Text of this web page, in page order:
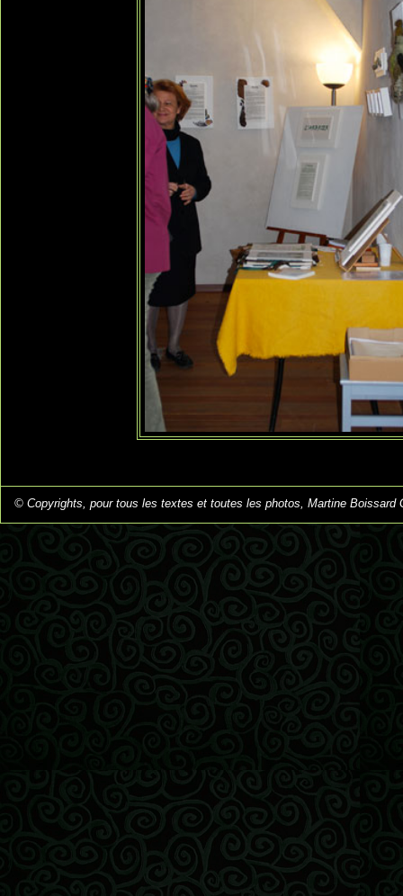
© Copyrights, pour tous les textes et toutes les photos, Martine Boissard